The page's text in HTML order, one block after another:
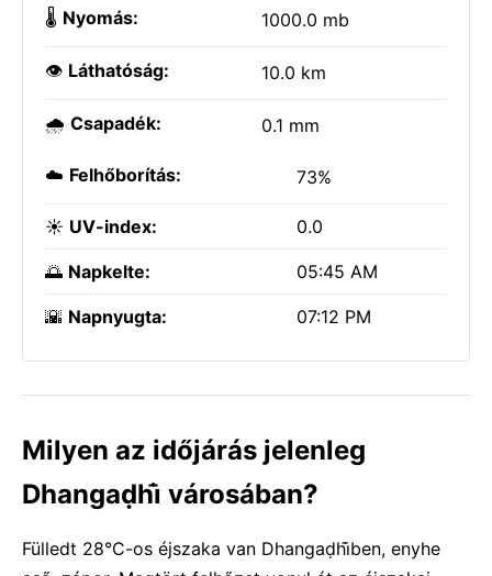
🌡️ Nyomás: 1000.0 mb
👁️ Láthatóság: 10.0 km
🌧️ Csapadék: 0.1 mm
☁️ Felhőborítás: 73%
☀️ UV-index: 0.0
🌅 Napkelte: 05:45 AM
🌇 Napnyugta: 07:12 PM
Milyen az időjárás jelenleg
Dhangaḍhi̇̄ városában?
Fülledt 28°C-os éjszaka van Dhangaḍhi̇̄ben, enyhe